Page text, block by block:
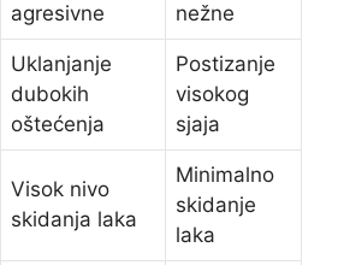
agresivne
nežne
Uklanjanje
dubokih
oštećenja
Postizanje
visokog
sjaja
Visok nivo
skidanja laka
Minimalno
skidanje
laka